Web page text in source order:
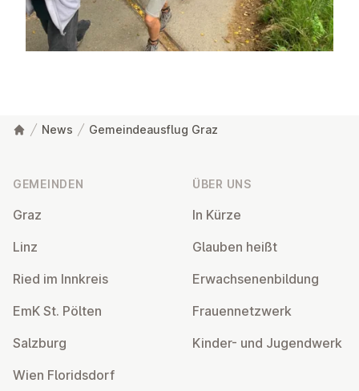
News Gemeindeausflug Graz
GEMEINDEN
Graz
Linz
Ried im Innkreis
EmK St. Pölten
Salzburg
Wien Flo­rids­dorf
ÜBER UNS
In Kürze
Glauben heißt
Er­wach­se­nen­bil­dung
Frau­en­netz­werk
Kinder- und Ju­gend­werk